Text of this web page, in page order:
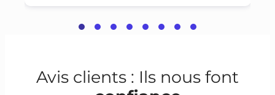
Avis clients : Ils nous font